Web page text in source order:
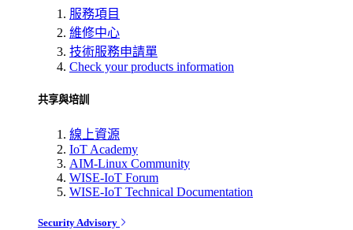
服務項目
維修中心
技術服務申請單
Check your products information
共享與培訓
線上資源
IoT Academy
AIM-Linux Community
WISE-IoT Forum
WISE-IoT Technical Documentation
Security Advisory